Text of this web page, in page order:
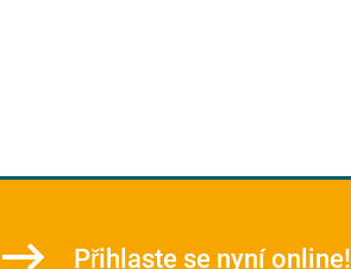
Přihlaste se nyní online!